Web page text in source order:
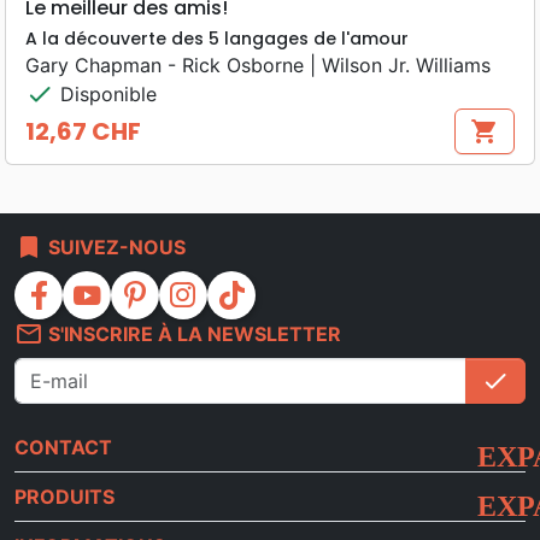
Le meilleur des amis!
A la découverte des 5 langages de l'amour
Gary Chapman - Rick Osborne | Wilson Jr. Williams
check Disponible
Prix
12,67 CHF shopping_cart
bookmark SUIVEZ-NOUS
facebook youtube pinterest instagram
tiktok
mail_outline S'INSCRIRE À LA NEWSLETTER
check
CONTACT
PRODUITS